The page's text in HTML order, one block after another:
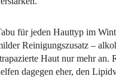
für jeden Hauttyp im
Reinigungszusatz –
Haut nur mehr an.
dagegen eher, den